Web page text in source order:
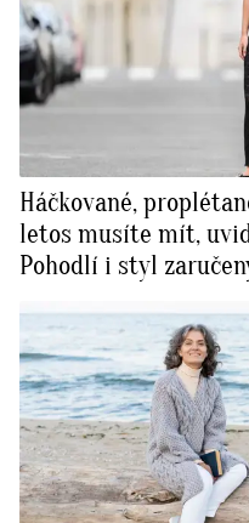
Háčkované,
letos musíte mít,
Pohodlí i styl